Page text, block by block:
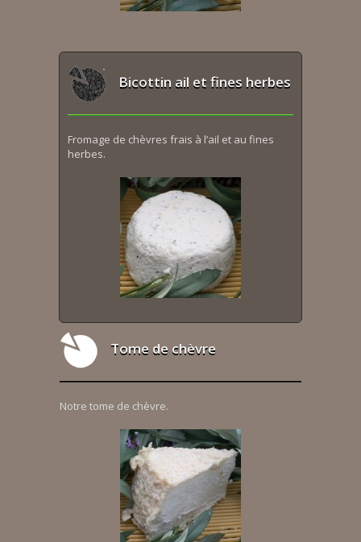
Bicottin ail et fines herbes
Fromage de chèvres frais à l’ail et au fines
herbes.
Tome de chèvre
Notre tome de chèvre.